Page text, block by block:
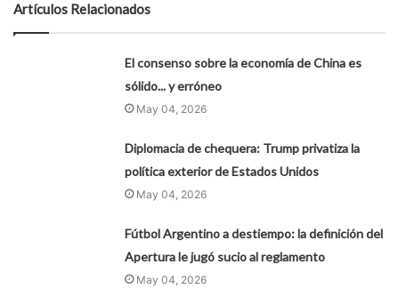
Artículos Relacionados
El consenso sobre la economía de China es
sólido... y erróneo
May 04, 2026
Diplomacia de chequera: Trump privatiza la
política exterior de Estados Unidos
May 04, 2026
Fútbol Argentino a destiempo: la definición del
Apertura le jugó sucio al reglamento
May 04, 2026